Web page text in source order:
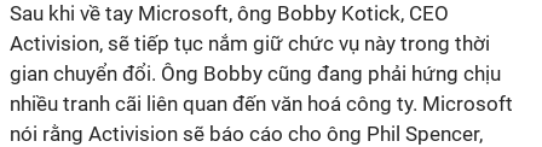
Sau khi về tay Microsoft, ông Bobby Kotick, CEO
Activision, sẽ tiếp tục nắm giữ chức vụ này trong thời
gian chuyển đổi. Ông Bobby cũng đang phải hứng chịu
nhiều tranh cãi liên quan đến văn hoá công ty. Microsoft
nói rằng Activision sẽ báo cáo cho ông Phil Spencer,